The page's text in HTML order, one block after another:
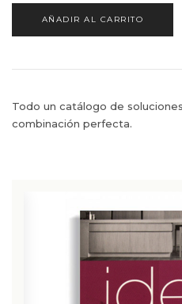
AÑADIR AL CARRITO
Todo un catálogo de
combinación perfecta.